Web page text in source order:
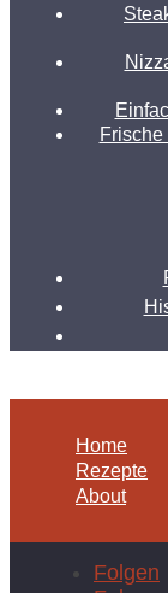
Home
Rezepte
About
Folgen